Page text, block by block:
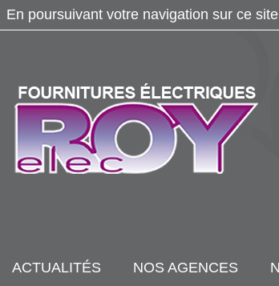
ACTUALITÉS NOS AGENCES
En poursuivant votre navigation sur ce